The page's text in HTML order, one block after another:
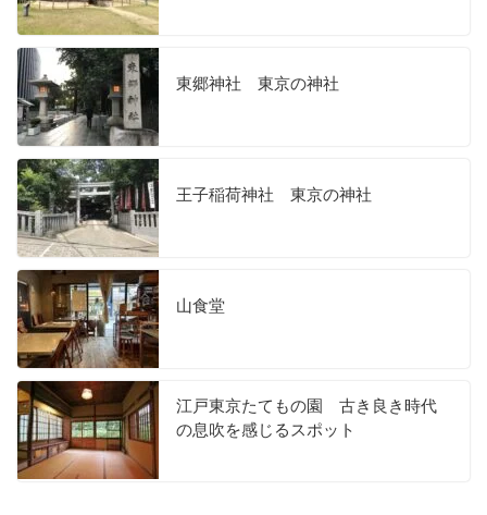
東郷神社 東京の神社
王子稲荷神社 東京の神社
山食堂
江戸東京たてもの園 古き良き時代
の息吹を感じるスポット